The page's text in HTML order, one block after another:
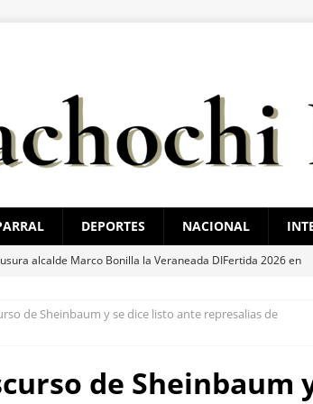
DEPORTES NACIONAL
alcalde Marco Bonilla la Veraneada DIFertida 2026 en
a uno por abuso sexual y a otros 4 con orden de
Bonilla lidera preferencias electorales de acuerdo a
de Sheinbaum y se dice listo ante represalias de
de Sheinbaum